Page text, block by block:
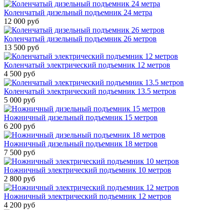
Коленчатый дизельный подъемник 24 метра
12 000 руб
Коленчатый дизельный подъемник 26 метров
13 500 руб
Коленчатый электрический подъемник 12 метров
4 500 руб
Коленчатый электрический подъемник 13.5 метров
5 000 руб
Ножничный дизельный подъемник 15 метров
6 200 руб
Ножничный дизельный подъемник 18 метров
7 500 руб
Ножничный электрический подъемник 10 метров
2 800 руб
Ножничный электрический подъемник 12 метров
4 200 руб